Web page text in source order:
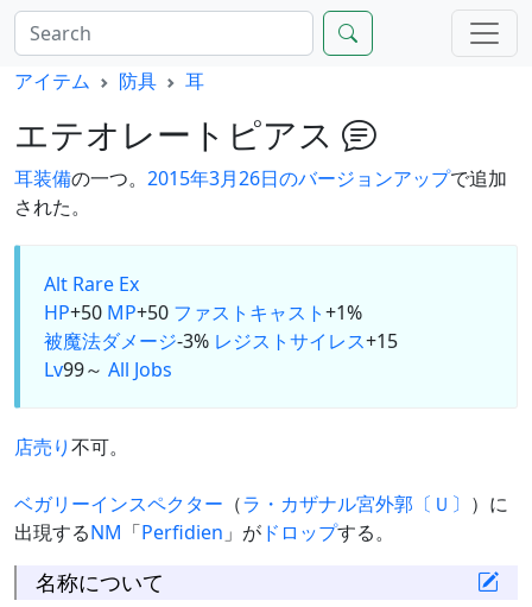
アイテム 防具 耳
エテオレートピアス
耳装備の一つ。 2015年3月26日のバージョンアップで追加
された。
Alt Rare Ex
HP+50 MP+50 ファストキャスト+1%
被魔法ダメージ-3% レジストサイレス+15
Lv99～ All Jobs
店売り不可。
ベガリーインスペクター （ラ・カザナル宮外郭〔Ｕ〕 ）に
出現するNM 「Perfidien 」が ドロップする。
名称について